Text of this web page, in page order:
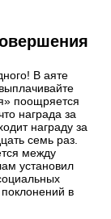
В аяте
поощряется
награда за
награду за
семь раз.
между
установил
в